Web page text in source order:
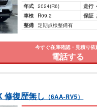
年式 2024(R6) 走行
車検
R09.2 保証
整備 定期点検整備有
今すぐ在庫確認・見積り依
電話する
修復歴無し （6AA-RV5）